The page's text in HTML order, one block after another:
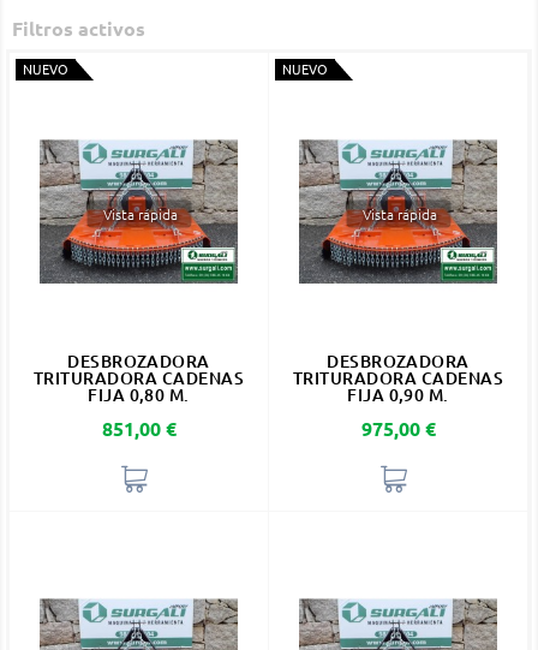
Filtros activos
NUEVO
Vista rápida
DESBROZADORA
TRITURADORA CADENAS
FIJA 0,80 M.
Precio
851,00 €
NUEVO
Vista rápida
DESBROZADORA
TRITURADORA CADENAS
FIJA 0,90 M.
Precio
975,00 €